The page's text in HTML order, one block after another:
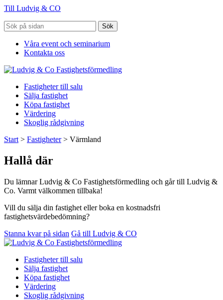
Till Ludvig & CO
Sök
Våra event och seminarium
Kontakta oss
Fastigheter till salu
Sälja fastighet
Köpa fastighet
Värdering
Skoglig rådgivning
Start > Fastigheter> Värmland
Hallå där
Du lämnar Ludvig & Co Fastighetsförmedling och går till Ludvig &
Co. Varmt välkommen tillbaka!
Vill du sälja din fastighet eller boka en kostnadsfri
fastighetsvärdebedömning?
Stanna kvar på sidan Gå till Ludvig & CO
Fastigheter till salu
Sälja fastighet
Köpa fastighet
Värdering
Skoglig rådgivning